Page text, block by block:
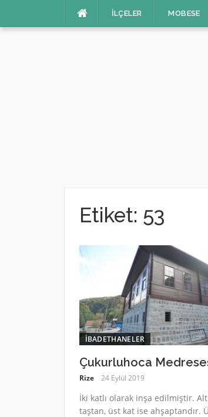
İLÇELER MOBESE
Etiket: 53
İBADETHANELER
Çukurluhoca
Rize 24 Eylül 2019
İki katlı olarak inşa edilmiştir.
taştan, üst kat ise ahşaptandır.